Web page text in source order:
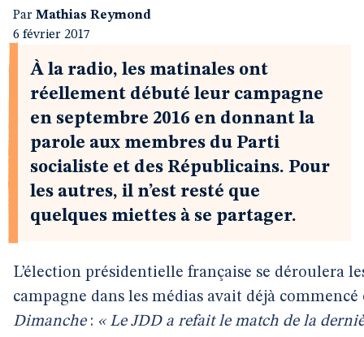
Par Mathias Reymond
6 février 2017
À la radio, les matinales ont
réellement débuté leur campagne
en septembre 2016 en donnant la
parole aux membres du Parti
socialiste et des Républicains. Pour
les autres, il n’est resté que
quelques miettes à se partager.
L’élection présidentielle française se déroulera
campagne dans les médias avait déjà
Dimanche: « Le JDD a refait le match de la